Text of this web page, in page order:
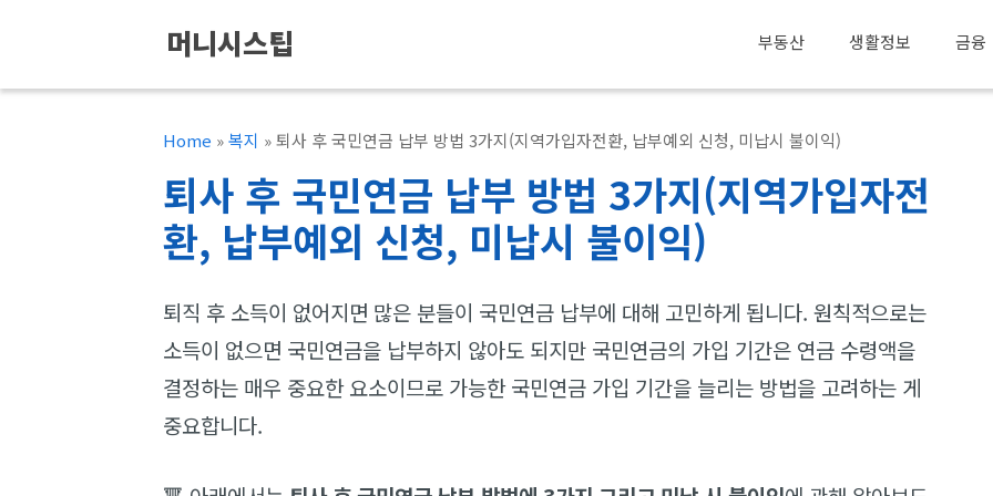
츠
머니시스팁 부동산 생활정보 금융
Home »복지 »퇴사 후 국민연금 납부 방법 3가지(지역가입자전환, 납부예외 신청, 미납시 불이익)
퇴사 후 국민연금 납부 방법 3가지(지역가입자전
환, 납부예외 신청, 미납시 불이익)
퇴직 후 소득이 없어지면 많은 분들이 국민연금 납부에 대해 고민하게 됩니다. 원칙적으로는
소득이 없으면 국민연금을 납부하지 않아도 되지만 국민연금의 가입 기간은 연금 수령액을
결정하는 매우 중요한 요소이므로 가능한 국민연금 가입 기간을 늘리는 방법을 고려하는 게
중요합니다.